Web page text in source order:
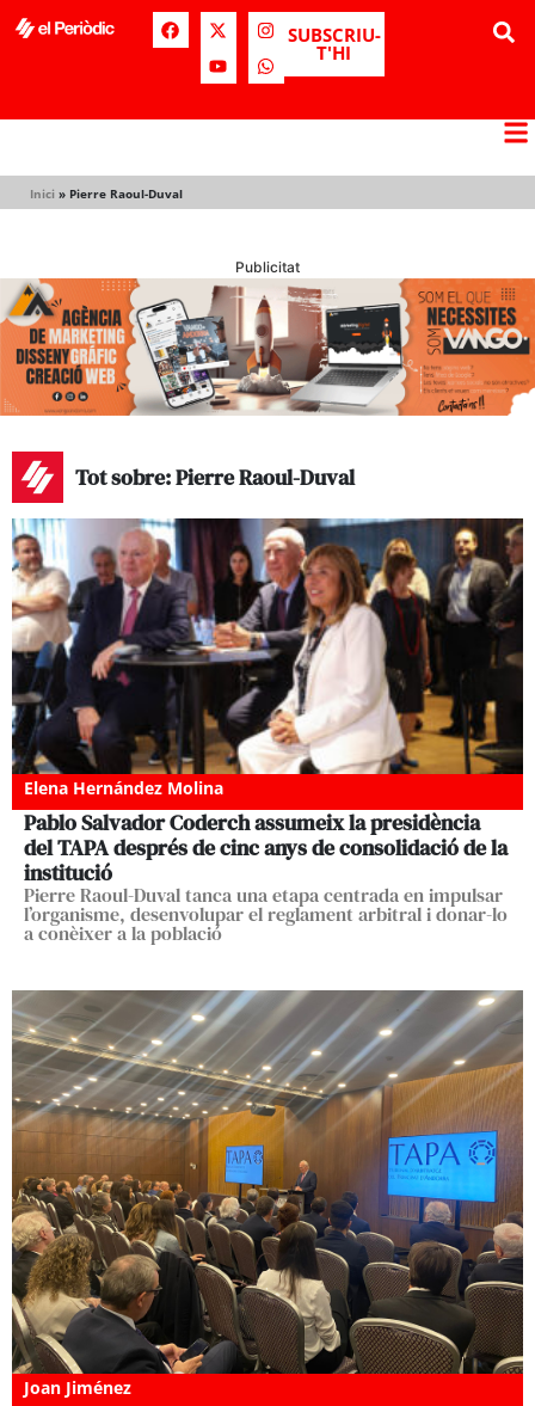
SUBSCRIU-
T'HI
Inici » Pierre Raoul-Duval
Publicitat
Tot sobre: Pierre Raoul-Duval
Elena Hernández Molina
Pablo Salvador Coderch assumeix la presidència
del TAPA després de cinc anys de consolidació de la
institució
Pierre Raoul-Duval tanca una etapa centrada en impulsar
l’organisme, desenvolupar el reglament arbitral i donar-lo
a conèixer a la població
Joan Jiménez